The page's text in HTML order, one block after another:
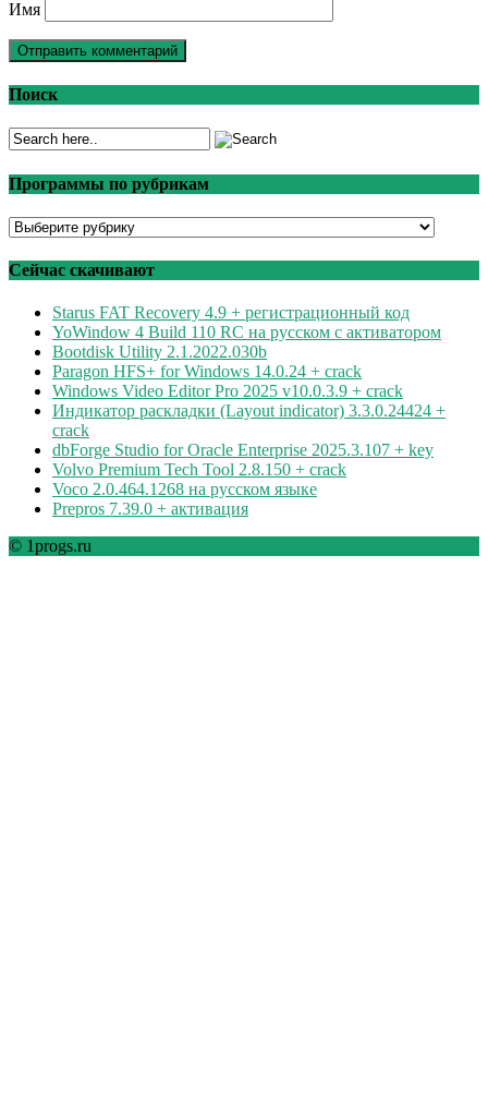
Имя
Поиск
Программы по рубрикам
Программы
рубрикам
Сейчас скачивают
Starus FAT Recovery 4.9 + регистрационный код
YoWindow 4 Build 110 RC на русском с активатором
Bootdisk Utility 2.1.2022.030b
Paragon HFS+ for Windows 14.0.24 + crack
Windows Video Editor Pro 2025 v10.0.3.9 + crack
Индикатор раскладки (Layout indicator) 3.3.0.24424 +
crack
dbForge Studio for Oracle Enterprise 2025.3.107 + key
Volvo Premium Tech Tool 2.8.150 + crack
Voco 2.0.464.1268 на русском языке
Prepros 7.39.0 + активация
© 1progs.ru